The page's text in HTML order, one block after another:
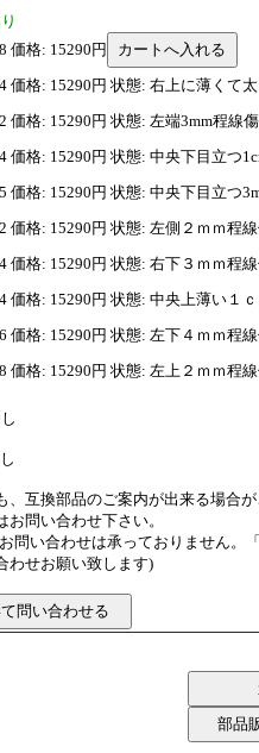
価格: 15290円
価格: 15290円 状態: 右上に薄くて
価格: 15290円 状態: 左端3mm程線
価格: 15290円 状態: 中央下目立つ
価格: 15290円 状態: 中央下目立つ
価格: 15290円 状態: 左側２ｍｍ程
価格: 15290円 状態: 右下３ｍｍ程
価格: 15290円 状態: 中央上薄い１
価格: 15290円 状態: 左下４ｍｍ程
価格: 15290円 状態: 左上２ｍｍ程
、互換部品のご案内が出来る場合
問い合わせ下さい。
問い合わせは承っておりません。
わせお願い致します)